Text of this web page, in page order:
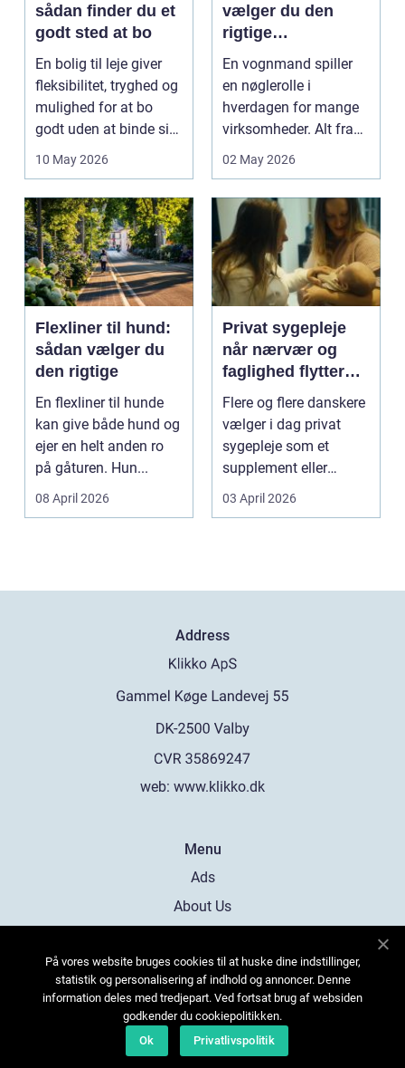
sådan finder du et
godt sted at bo
En bolig til leje giver
fleksibilitet, tryghed og
mulighed for at bo
godt uden at binde sig
ø...
10 May 2026
vælger du den
rigtige
samarbejdspartner
En vognmand spiller
en nøglerolle i
hverdagen for mange
virksomheder. Alt fra
byggematerialer...
02 May 2026
Flexliner til hund:
sådan vælger du
den rigtige
En flexliner til hunde
kan give både hund og
ejer en helt anden ro
på gåturen. Hun...
08 April 2026
Privat sygepleje
når nærvær og
faglighed flytter
hjem i stuen
Flere og flere danskere
vælger i dag privat
sygepleje som et
supplement eller
alternativ til det off...
03 April 2026
Address
web: www.klikko.dk
Menu
Ads
About Us
Contact
Sitemap
På vores website bruges cookies til at huske dine indstillinger,
statistik og personalisering af indhold og annoncer. Denne
information deles med tredjepart. Ved fortsat brug af websiden
godkender du cookiepolitikken.
Ok
Privatlivspolitik